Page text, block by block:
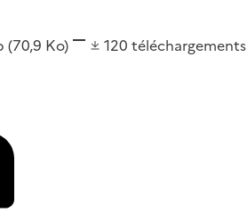
(70,9 Ko) 120 téléchargements